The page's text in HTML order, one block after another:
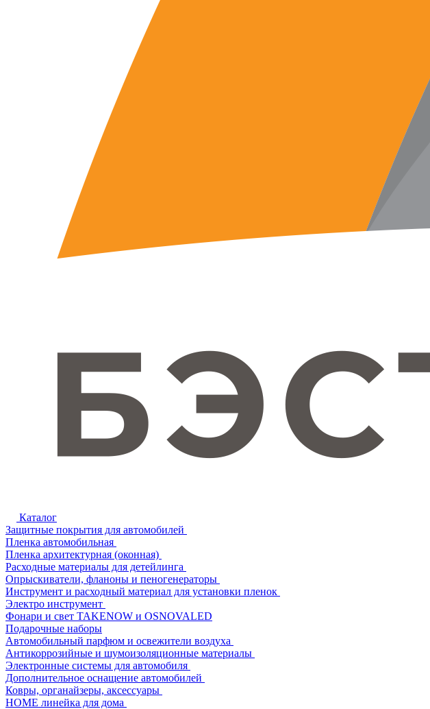
Каталог
Защитные покрытия для автомобилей
Пленка автомобильная
Пленка архитектурная (оконная)
Расходные материалы для детейлинга
Опрыскиватели, фланоны и пеногенераторы
Инструмент и расходный материал для установки пленок
Электро инструмент
Фонари и свет TAKENOW и OSNOVALED
Подарочные наборы
Автомобильный парфюм и освежители воздуха
Антикоррозийные и шумоизоляционные материалы
Электронные системы для автомобиля
Дополнительное оснащение автомобилей
Ковры, органайзеры, аксессуары
HOME линейка для дома